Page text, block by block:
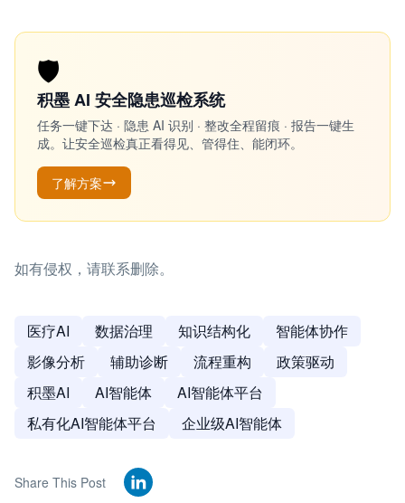
🛡️
积墨 AI 安全隐患巡检系统
任务一键下达 · 隐患 AI 识别 · 整改全程留痕 · 报告一键生
成。让安全巡检真正看得见、管得住、能闭环。
了解方案
如有侵权，请联系删除。
医疗AI 数据治理 知识结构化
智能体协作
影像分析
辅助诊断 流程重构
政策驱动
积墨AI
AI智能体
AI智能体平台
私有化AI智能体平台
企业级AI智能体
Share This Post